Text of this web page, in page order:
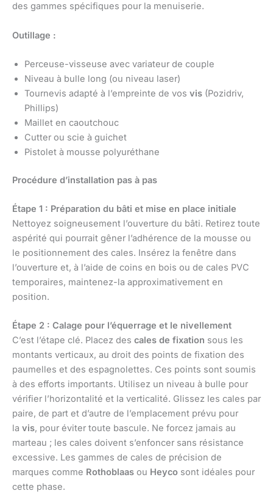
des gammes spécifiques pour la menuiserie.
Outillage :
Perceuse-visseuse avec variateur de couple
Niveau à bulle long (ou niveau laser)
Tournevis adapté à l’empreinte de vos vis (Pozidriv,
Phillips)
Maillet en caoutchouc
Cutter ou scie à guichet
Pistolet à mousse polyuréthane
Procédure d’installation pas à pas
Étape 1 : Préparation du bâti et mise en place initiale
Nettoyez soigneusement l’ouverture du bâti. Retirez toute
aspérité qui pourrait gêner l’adhérence de la mousse ou
le positionnement des cales. Insérez la fenêtre dans
l’ouverture et, à l’aide de coins en bois ou de cales PVC
temporaires, maintenez-la approximativement en
position.
Étape 2 : Calage pour l’équerrage et le nivellement
C’est l’étape clé. Placez des cales de fixation sous les
montants verticaux, au droit des points de fixation des
paumelles et des espagnolettes. Ces points sont soumis
à des efforts importants. Utilisez un niveau à bulle pour
vérifier l’horizontalité et la verticalité. Glissez les cales par
paire, de part et d’autre de l’emplacement prévu pour
la vis, pour éviter toute bascule. Ne forcez jamais au
marteau ; les cales doivent s’enfoncer sans résistance
excessive. Les gammes de cales de précision de
marques comme Rothoblaas ou Heyco sont idéales pour
cette phase.